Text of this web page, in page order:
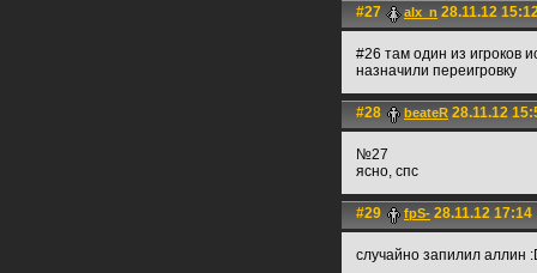
#27 alx_n 28.11.12
#26 там один из игроков
назначили переигровку
#28 beateR 28.11.12
№27
ясно, спс
#29 fpS- 28.11.12 17:14
случайно запилил аллин